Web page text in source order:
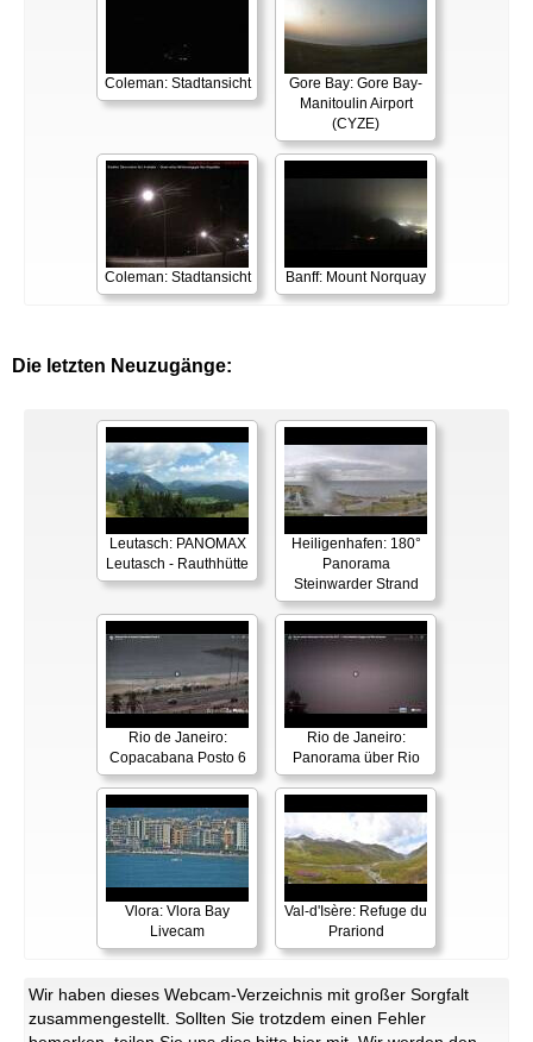
Coleman: Stadtansicht
Gore Bay: Gore Bay-
Manitoulin Airport
(CYZE)
Coleman: Stadtansicht Banff: Mount Norquay
Die letzten Neuzugänge:
Leutasch: PANOMAX
Leutasch - Rauthhütte
Heiligenhafen: 180°
Panorama
Steinwarder Strand
Rio de Janeiro:
Copacabana Posto 6
Rio de Janeiro:
Panorama über Rio
Vlora: Vlora Bay
Livecam
Val-d'Isère: Refuge du
Prariond
Wir haben dieses Webcam-Verzeichnis mit großer Sorgfalt
zusammengestellt. Sollten Sie trotzdem einen Fehler